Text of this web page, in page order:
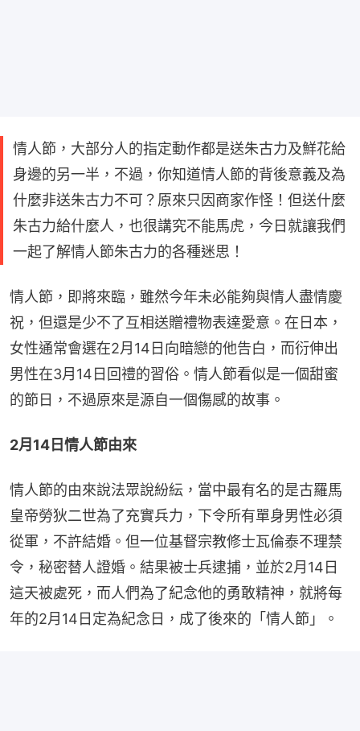
情人節，大部分人的指定動作都是送朱古力及鮮花給
身邊的另一半，不過，你知道情人節的背後意義及為
什麼非送朱古力不可？原來只因商家作怪！但送什麼
朱古力給什麼人，也很講究不能馬虎，今日就讓我們
一起了解情人節朱古力的各種迷思！
情人節，即將來臨，雖然今年未必能夠與情人盡情慶
祝，但還是少不了互相送贈禮物表達愛意。在日本，
女性通常會選在2月14日向暗戀的他告白，而衍伸出
男性在3月14日回禮的習俗。情人節看似是一個甜蜜
的節日，不過原來是源自一個傷感的故事。
2月14日情人節由來
情人節的由來說法眾說紛紜，當中最有名的是古羅馬
皇帝勞狄二世為了充實兵力，下令所有單身男性必須
從軍，不許結婚。但一位基督宗教修士瓦倫泰不理禁
令，秘密替人證婚。結果被士兵逮捕，並於2月14日
這天被處死，而人們為了紀念他的勇敢精神，就將每
年的2月14日定為紀念日，成了後來的「情人節」。